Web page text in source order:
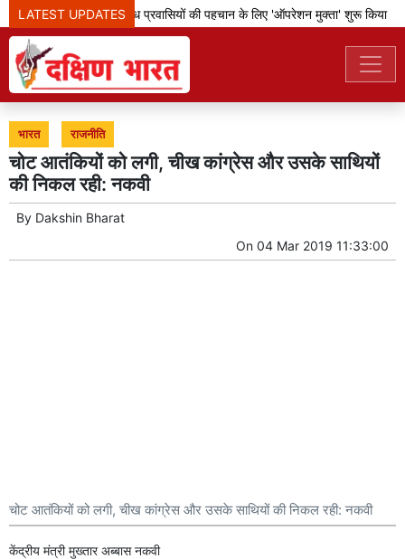
LATEST UPDATES
बेंगलूरु पुलिस ने अवैध प्रवासियों की पहचान के लिए 'ऑपरेशन मुक्ता' शुरू किया
भारत राजनीति
चोट आतंकियों को लगी, चीख कांग्रेस और उसके साथियों
की निकल रही: नकवी
By Dakshin Bharat
On 04 Mar 2019 11:33:00
चोट आतंकियों को लगी, चीख कांग्रेस और उसके साथियों की निकल रही: नकवी
केंद्रीय मंत्री मुख्तार अब्बास नकवी